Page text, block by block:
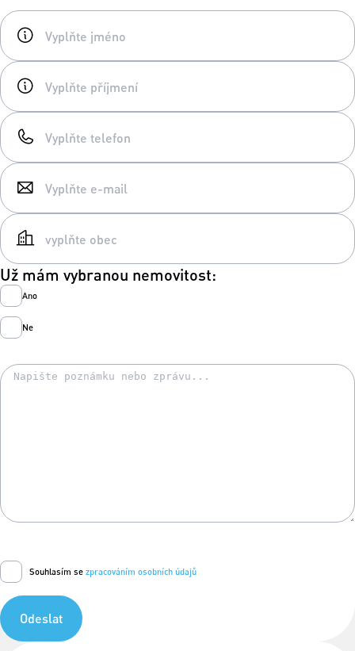
Už mám vybranou nemovitost:
Ano
Ne
Souhlasím se zpracováním osobních údajů
Odeslat